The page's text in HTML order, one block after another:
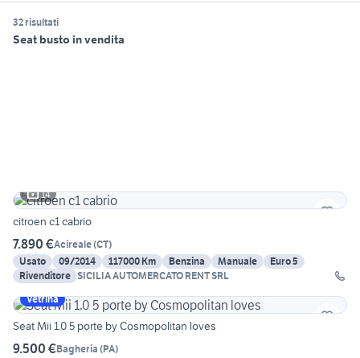
32 risultati
Seat busto in vendita
14
citroen c1 cabrio
7.890 €Acireale(CT)
Usato
09/2014 117000 Km Benzina Manuale
Euro 5
Rivenditore SICILIA AUTOMERCATO RENT SRL
Vetrina
Seat Mii 1.0 5 porte by Cosmopolitan loves
9.500 €Bagheria (PA)